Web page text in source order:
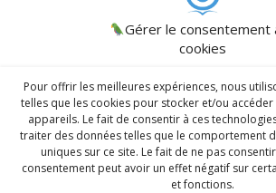
Gérer le consentement
cookies
Pour offrir les meilleures expériences, nous
telles que les cookies pour stocker et/ou
appareils. Le fait de consentir à ces
traiter des données telles que le comportement
uniques sur ce site. Le fait de ne pas
consentement peut avoir un effet négatif sur
et fonctions.
|Lost password?
CINCLUS
© 2026 CINCLUS
spécialiste de
situation particulière - Association
Prendre un RDV
Division Sociale